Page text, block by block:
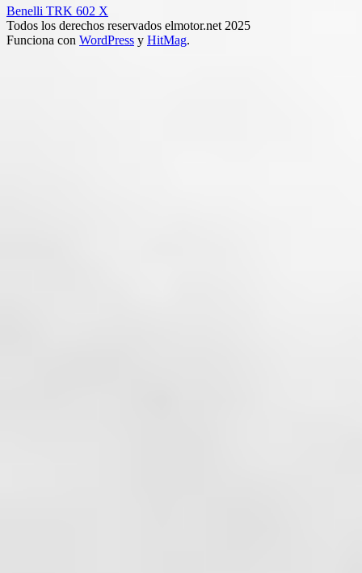
Benelli TRK 602 X
Todos los derechos reservados elmotor.net 2025
Funciona con WordPress y HitMag.